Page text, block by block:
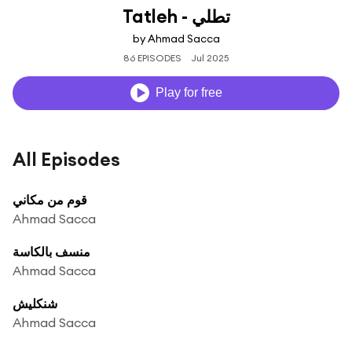
Tatleh - تطلي
by Ahmad Sacca
86 EPISODES Jul 2025
Play for free
All Episodes
قوم من مكاني
Ahmad Sacca
منسف بالكاسة
Ahmad Sacca
شنكليش
Ahmad Sacca